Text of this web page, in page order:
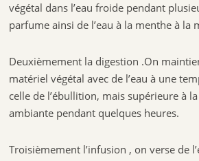
végétal dans l’eau froide pendant
parfume ainsi de l’eau à la menthe à la
Deuxièmement la digestion .On
matériel végétal avec de l’eau à une
celle de l’ébullition, mais supérieure à
ambiante pendant quelques heures.
Troisièmement l’infusion , on verse de